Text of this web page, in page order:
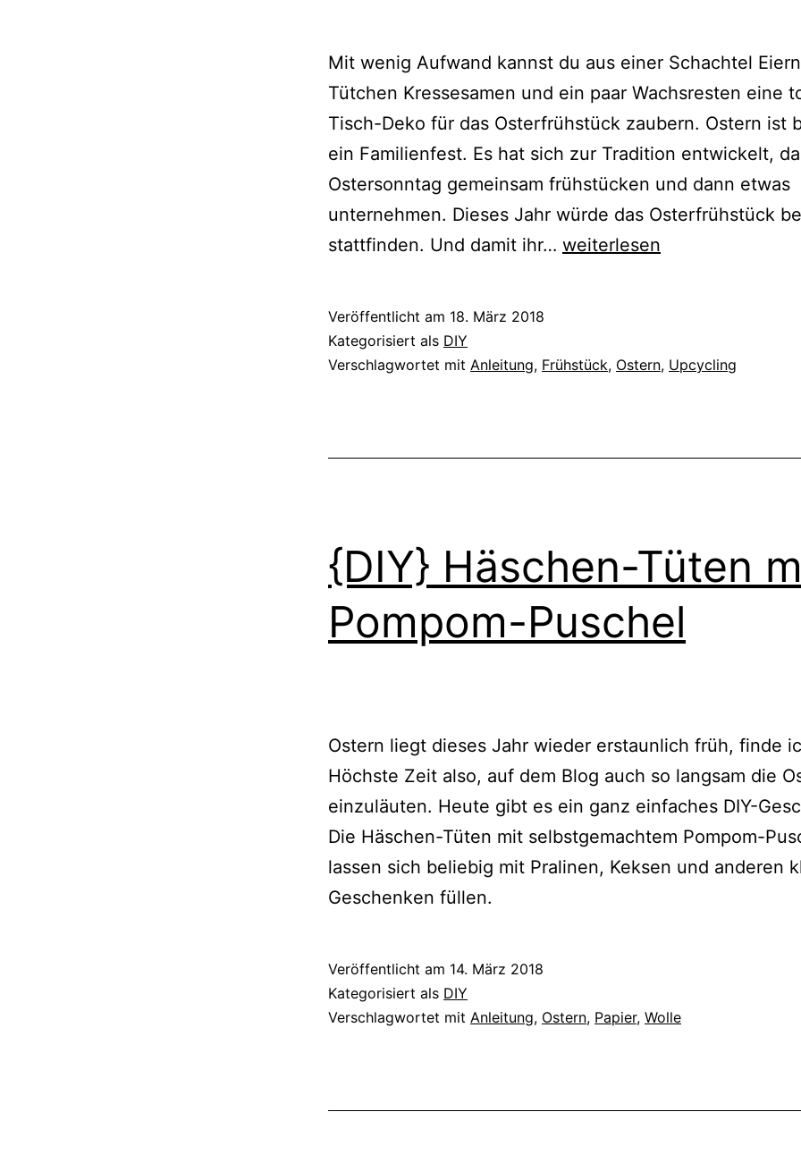
Mit wenig Aufwand kannst du aus einer Schachtel
Tütchen Kressesamen und ein paar Wachsresten eine
Tisch-Deko für das Osterfrühstück zaubern. Ostern ist
ein Familienfest. Es hat sich zur Tradition entwickelt,
Ostersonntag gemeinsam frühstücken und dann etwas
unternehmen. Dieses Jahr würde das Osterfrühstück
stattfinden. Und damit ihr… {DIY}
den
und
Eierschalen
weiterlesen
Veröffentlicht am 18. März 2018
Kategorisiert als DIY
Verschlagwortet mit Anleitung, Frühstück, Ostern, Upcycling
{DIY} Häschen-Tüten
Pompom-Puschel
Ostern liegt dieses Jahr wieder erstaunlich früh, finde
Höchste Zeit also, auf dem Blog auch so langsam die
einzuläuten. Heute gibt es ein ganz einfaches DIY-
Die Häschen-Tüten mit selbstgemachtem Pompom-
lassen sich beliebig mit Pralinen, Keksen und anderen
Geschenken füllen.
Veröffentlicht am 14. März 2018
Kategorisiert als DIY
Verschlagwortet mit Anleitung, Ostern, Papier, Wolle